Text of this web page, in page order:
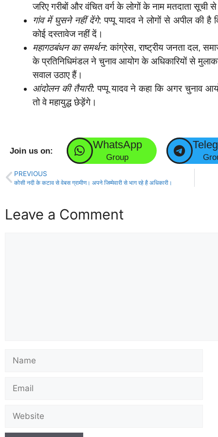
जरिए गरीबों और वंचित वर्ग के लोगों के नाम मतदाता सूची
गांव में घुसने नहीं देंगे: पप्पू यादव ने लोगों से अपील की
कोई दस्तावेज नहीं दें।
महागठबंधन का समर्थन: कांग्रेस, राष्ट्रीय जनता दल,
के प्रतिनिधिमंडल ने चुनाव आयोग के अधिकारियों से
सवाल उठाए हैं।
आंदोलन की तैयारी: पप्पू यादव ने कहा कि अगर चुनाव
तो वे महायुद्ध छेड़ेंगे।
Join us on:
WhatsApp
Group
PREVIOUS
कोसी नदी के कटाव से वेबस ग्रामीण। अपने जिम्मेवारी से भाग रहे है अधिकारी।
Leave a Comment